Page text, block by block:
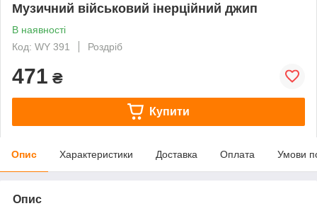
Музичний військовий інерційний джип
В наявності
Код: WY 391
Роздріб
471 ₴
Купити
Опис Характеристики Доставка Оплата Умови
Опис